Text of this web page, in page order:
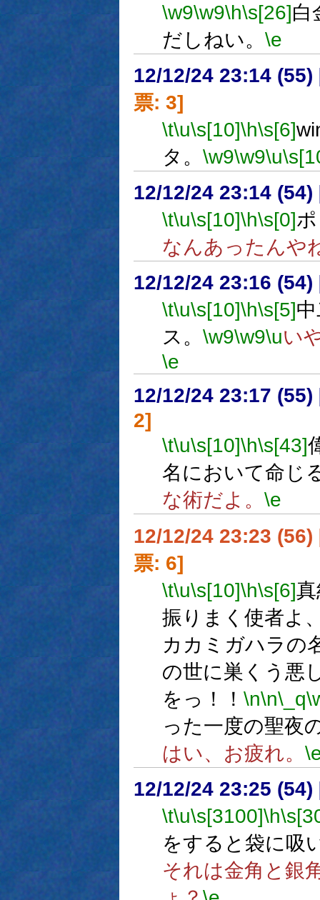
\w9\w9\h\s[26]白
だしねい。 \e
12/12/24 23:14 (55)
票: 3]
\t\u\s[10]\h\s[6]
タ。 \w9\w9\u
12/12/24 23:14 (54)
\t\u\s[10]\h\s[0]
なんあったんや
12/12/24 23:16 (54)
\t\u\s[10]\h\s[5]
ス。 \w9\w9\uい
\e
12/12/24 23:17 (55)
2]
\t\u\s[10]\h\s[43]
名において命じ
な術だよ。 \e
12/12/24 23:23 (56)
票: 6]
\t\u\s[10]\h\s[6]
振りまく使者よ
カカミガハラの
の世に巣くう悪
をっ！！ \n\n\_q
った一度の聖夜
はい、お疲れ。
12/12/24 23:25 (54)
\t\u\s[3100]\h
をすると袋に吸
それは金角と銀